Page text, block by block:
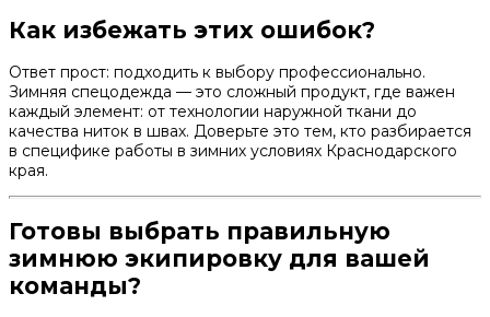
Как избежать этих ошибок?
Ответ прост: подходить к выбору профессионально.
Зимняя спецодежда — это сложный продукт, где важен
каждый элемент: от технологии наружной ткани до
качества ниток в швах. Доверьте это тем, кто разбирается
в специфике работы в зимних условиях Краснодарского
края.
Готовы выбрать правильную
зимнюю экипировку для вашей
команды?